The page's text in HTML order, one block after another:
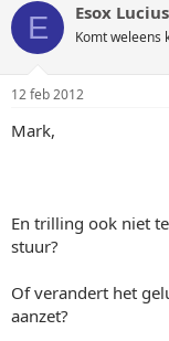
E Esox Lucius
Komt weleens
12 feb 2012
Mark,
En trilling ook niet
stuur?
Of verandert het
aanzet?